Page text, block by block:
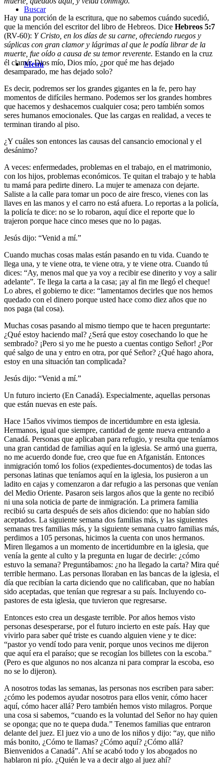
Buscar
Menú
Hay una porción de la escritura, que no sabemos cuándo sucedió,
que la mención del escritor del libro de Hebreos. Dice Hebreos 5:7
(RV-60): Y Cristo, en los días de su carne, ofreciendo ruegos y
súplicas con gran clamor y lágrimas al que le podía librar de la
muerte, fue oído a causa de su temor reverente. Estando en la cruz
él clamó: Dios mío, Dios mío, ¿por qué me has dejado
desamparado, me has dejado solo?
Es decir, podremos ser los grandes gigantes en la fe, pero hay
momentos de difíciles hermano. Podemos ser los grandes hombres
que hacemos y deshacemos cualquier cosa; pero también somos
seres humanos emocionales. Que las cargas en realidad, a veces te
terminan tirando al piso.
¿Y cuáles son entonces las causas del cansancio emocional y el
desánimo?
A veces: enfermedades, problemas en el trabajo, en el matrimonio,
con los hijos, problemas económicos. Te quitan el trabajo y te habla
tu mamá para pedirte dinero. La mujer te amenaza con dejarte.
Saliste a la calle para tomar un poco de aire fresco, vienes con las
llaves en las manos y el carro no está afuera. Lo reportas a la policía,
la policía te dice: no se lo robaron, aquí dice el reporte que lo
trajeron porque hace cinco meses que no lo pagas.
Jesús dijo: “Venid a mí.”
Cuando muchas cosas malas están pasando en tu vida. Cuando te
llega una, y te viene otra, te viene otra, y te viene otra. Cuando tú
dices: “Ay, menos mal que ya voy a recibir ese dinerito y voy a salir
adelante”. Te llega la carta a la casa; ¡ay al fin me llegó el cheque!
Lo abres, el gobierno te dice: “lamentamos decirles que nos hemos
quedado con el dinero porque usted hace como diez años que no
nos paga (tal cosa).
Muchas cosas pasando al mismo tiempo que te hacen preguntarte:
¿Qué estoy haciendo mal? ¿Será que estoy cosechando lo que he
sembrado? ¡Pero si yo me he puesto a cuentas contigo Señor! ¿Por
qué salgo de una y entro en otra, por qué Señor? ¿Qué hago ahora,
estoy en una situación tan complicada?
Jesús dijo: “Venid a mí.”
Un futuro incierto (En Canadá). Especialmente, aquellas personas
que están nuevas en este país.
Hace 15años vivimos tiempos de incertidumbre en esta iglesia.
Hermanos, igual que siempre, cantidad de gente nueva entrando a
Canadá. Personas que aplicaban para refugio, y resulta que teníamos
una gran cantidad de familias aquí en la iglesia. Se armó una guerra,
no me acuerdo donde fue, creo que fue en Afganistán. Entonces
inmigración tomó los folios (expedientes-documentos) de todas las
personas latinas que teníamos aquí en la iglesia, los pusieron a un
ladito en cajas y comenzaron a dar refugio a las personas que venían
del Medio Oriente. Pasaron seis largos años que la gente no recibió
ni una sola noticia de parte de inmigración. La primera familia
recibió su carta después de seis años diciendo: que no habían sido
aceptados. La siguiente semana dos familias más, y las siguientes
semanas tres familias más, y la siguiente semana cuatro familias más,
perdimos a 105 personas, hicimos la cuenta con unos hermanos.
Miren llegamos a un momento de incertidumbre en la iglesia, que
venía la gente al culto y la pregunta en lugar de decirle: ¿cómo
estuvo la semana? Preguntábamos: ¿no ha llegado la carta? Mira qué
terrible hermano. Las personas lloraban en las bancas de la iglesia, el
día que recibían la carta diciendo que no calificaban, que no habían
sido aceptadas, que tenían que regresar a su país. Incluyendo co-
pastores de esta iglesia, que tuvieron que regresarse.
Entonces esto crea un desgaste terrible. Por años hemos visto
personas desesperarse, por el futuro incierto en este país. Hay que
vivirlo para saber qué triste es cuando alguien viene y te dice:
“pastor yo vendí todo para venir, porque unos vecinos me dijeron
que aquí era el paraíso; que se recogían los billetes con la escoba.”
(Pero es que algunos no nos alcanza ni para comprar la escoba, eso
no se lo dijeron).
A nosotros todas las semanas, las personas nos escriben para saber:
¿cómo les podemos ayudar nosotros para ellos venir, cómo hacer
aquí, cómo hacer allá? Pero también hemos visto milagros. Porque
una cosa si sabemos, “cuando es la voluntad del Señor no hay quien
se oponga; que no te quepa duda.” Tenemos familias que entraron
delante del juez. El juez vio a uno de los niños y dijo: “ay, que niño
más bonito, ¿Cómo te llamas? ¿Cómo aquí? ¿Cómo allá?
Bienvenidos a Canadá”. Ahí se acabó todo y los abogados no
hablaron ni pío. ¿Quién le va a decir algo al juez ahí?